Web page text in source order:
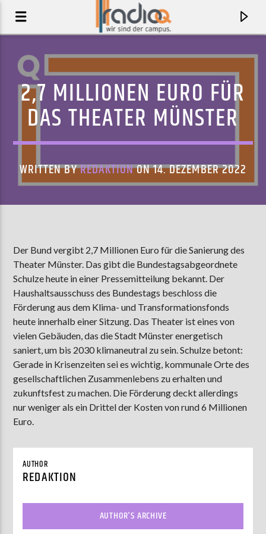
AFRICA CALLING
BEVERLY GLENN-COPELAND
AKTUELLE SENDUNG
MOEBIUS
12:00 24:00
ZU HÖREN INMünster90,9 MHzSteinfurt103,9 MHz
2,7 MILLIONEN EURO FÜR
DAS THEATER MÜNSTER
WRITTEN BYREDAKTIONON 14. DEZEMBER 2022
Der Bund vergibt 2,7 Millionen Euro für die Sanierung des
Theater Münster. Das gibt die Bundestagsabgeordnete
Schulze heute in einer Pressemitteilung bekannt. Der
Haushaltsausschuss des Bundestags beschloss die
Förderung aus dem Klima- und Transformationsfonds
heute innerhalb einer Sitzung. Das Theater ist eines von
vielen Gebäuden, das die Stadt Münster energetisch
saniert, um bis 2030 klimaneutral zu sein. Schulze betont:
Gerade in Krisenzeiten sei es wichtig, kommunale Orte des
gesellschaftlichen Zusammenlebens zu erhalten und
zukunftsfest zu machen. Die Förderung deckt allerdings
nur weniger als ein Drittel der Kosten von rund 6 Millionen
Euro.
AUTHOR
REDAKTION
AUTHOR'S ARCHIVE